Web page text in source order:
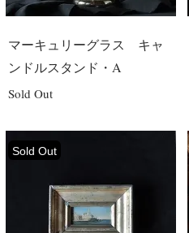
マーキュリーグラス キャ
ンドルスタンド・A
Sold Out
Sold Out